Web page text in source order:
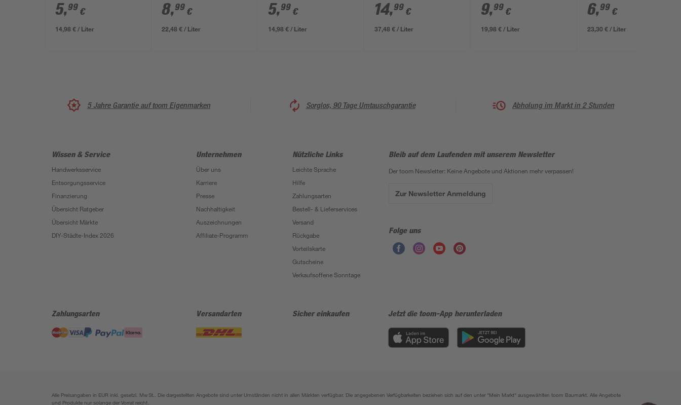
5,99 €
14,98 € / Liter
8,99 €
22,48 € / Liter
5,99 €
14,98 € / Liter
14,99 €
37,48 € / Liter
9,99 €
19,98 € / Liter
6,99 €
23,30 € / Liter
5 Jahre Garantie auf toom Eigenmarken Sorglos, 90 Tage Umtauschgarantie Abholung im Markt in 2 Stunden
Wissen & Service
Handwerksservice
Entsorgungsservice
Finanzierung
Übersicht Ratgeber
Übersicht Märkte
DIY-Städte-Index 2026
Unternehmen
Über uns
Karriere
Presse
Nachhaltigkeit
Auszeichnungen
Affiliate-Programm
Nützliche Links
Leichte Sprache
Hilfe
Zahlungsarten
Bestell- & Lieferservices
Versand
Rückgabe
Vorteilskarte
Gutscheine
Verkaufsoffene Sonntage
Bleib auf dem Laufenden mit unserem Newsletter
Der toom Newsletter: Keine Angebote und Aktionen mehr verpassen!
Zur Newsletter Anmeldung
Folge uns
Zahlungsarten Versandarten Sicher einkaufen Jetzt die toom-App herunterladen
Alle Preisangaben in EUR inkl. gesetzl. MwSt.. Die dargestellten Angebote sind unter Umständen nicht in allen Märkten verfügbar. Die angegebenen Verfügbarkeiten beziehen sich auf den unter "Mein Markt" ausgewählten toom Baumarkt. Alle Angebote
und Produkte nur solange der Vorrat reicht.